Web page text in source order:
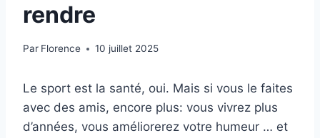
rendre
Par Florence 10 juillet 2025
Le sport est la santé, oui. Mais si vous le faites
avec des amis, encore plus: vous vivrez plus
d’années, vous améliorerez votre humeur … et